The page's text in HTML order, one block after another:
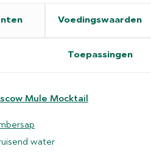
Voedingswaarden
Toepassingen
Mule Mocktail
water